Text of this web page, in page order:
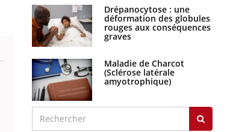
Drépanocytose : une
déformation des globules
rouges aux conséquences
graves
Maladie de Charcot
(Sclérose latérale
amyotrophique)